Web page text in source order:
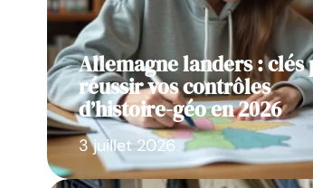
Allemagne landers : clés
réussir vos contrôles
d’histoire-géo en 2026
3 juillet 2026